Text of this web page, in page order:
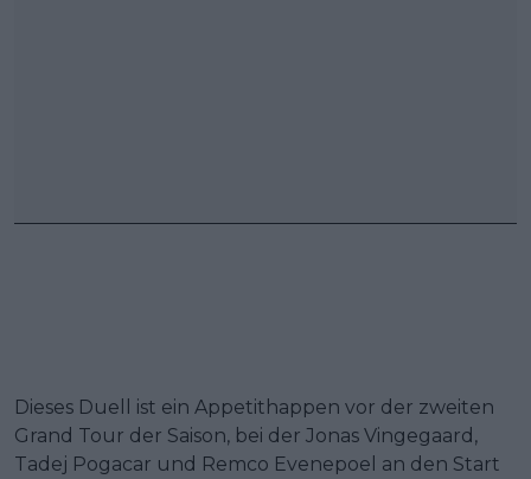
Dieses Duell ist ein Appetithappen vor der zweiten
Grand Tour der Saison, bei der Jonas Vingegaard,
Tadej Pogacar und Remco Evenepoel an den Start